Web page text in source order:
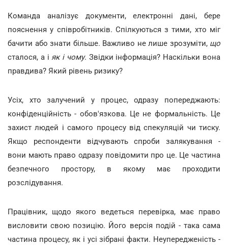
Команда аналізує документи, електронні дані, бере
пояснення у співробітників. Спілкуються з тими, хто міг
бачити або знати більше. Важливо не лише зрозуміти, що
сталося, а іяк і чому. Звідки інформація? Наскільки вона
правдива? Який рівень ризику?
Усіх, хто залучений у процес, одразу попереджають:
конфіденційність - обов'язкова. Це не формальність. Це
захист людей і самого процесу від спекуляцій чи тиску.
Якщо респонденти відчувають спроби залякування -
вони мають право одразу повідомити про це. Це частина
безпечного простору, в якому має проходити
розслідування.
Працівник, щодо якого ведеться перевірка, має право
висловити свою позицію. Його версія подій - така сама
частина процесу, як і усі зібрані факти. Неупередженість -